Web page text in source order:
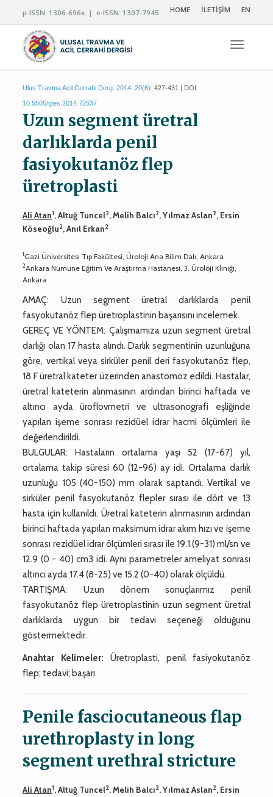
p-ISSN: 1306-696x | e-ISSN: 1307-7945 HOME İLETİŞİM EN
Ulus Travma Acil Cerrahi Derg. 2014; 20(6): 427-431 | DOI:
10.5505/tjtes.2014.72537
Uzun segment üretral
darlıklarda penil
fasiyokutanöz flep
üretroplasti
Ali Atan1, Altuğ Tuncel2, Melih Balcı2, Yılmaz Aslan2, Ersin
Köseoğlu2, Anıl Erkan2
1Gazi Üniversitesi Tıp Fakültesi, Üroloji Ana Bilim Dalı, Ankara
2Ankara Numune Eğitim Ve Araştırma Hastanesi, 3. Üroloji Kliniği,
Ankara
AMAÇ: Uzun segment üretral darlıklarda penil
fasyokutanöz flep üretroplastinin başarısını incelemek.
GEREÇ VE YÖNTEM: Çalışmamıza uzun segment üretral
darlığı olan 17 hasta alındı. Darlık segmentinin uzunluğuna
göre, vertikal veya sirküler penil deri fasyokutanöz flep,
18 F üretral kateter üzerinden anastomoz edildi. Hastalar,
üretral kateterin alınmasının ardından birinci haftada ve
altıncı ayda üroflovmetri ve ultrasonografi eşliğinde
yapılan işeme sonrası rezidüel idrar hacmi ölçümleri ile
değerlendirildi.
BULGULAR: Hastaların ortalama yaşı 52 (17-67) yıl,
ortalama takip süresi 60 (12-96) ay idi. Ortalama darlık
uzunluğu 105 (40-150) mm olarak saptandı. Vertikal ve
sirküler penil fasyokutanöz flepler sırası ile dört ve 13
hasta için kullanıldı. Üretral kateterin alınmasının ardından
birinci haftada yapılan maksimum idrar akım hızı ve işeme
sonrası rezidüel idrar ölçümleri sırası ile 19.1 (9-31) ml/sn ve
12.9 (0 - 40) cm3 idi. Aynı parametreler ameliyat sonrası
altıncı ayda 17.4 (8-25) ve 15.2 (0-40) olarak ölçüldü.
TARTIŞMA: Uzun dönem sonuçlarımız penil
fasyokutanöz flep üretroplastinin uzun segment üretral
darlıklarda uygun bir tedavi seçeneği olduğunu
göstermektedir.
Anahtar Kelimeler: Üretroplasti, penil fasiyokutanöz
flep; tedavi; başarı.
Penile fasciocutaneous flap
urethroplasty in long
segment urethral stricture
Ali Atan1, Altuğ Tuncel2, Melih Balcı2, Yılmaz Aslan2, Ersin